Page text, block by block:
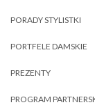
PORADY STYLISTKI
PORTFELE DAMSKIE
PREZENTY
PROGRAM